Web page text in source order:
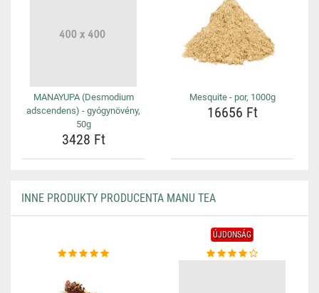
MANAYUPA (Desmodium
adscendens) - gyógynövény,
50g
3428 Ft
Mesquite - por, 1000g
16656 Ft
INNE PRODUKTY PRODUCENTA MANU TEA
ÚJDONSÁG